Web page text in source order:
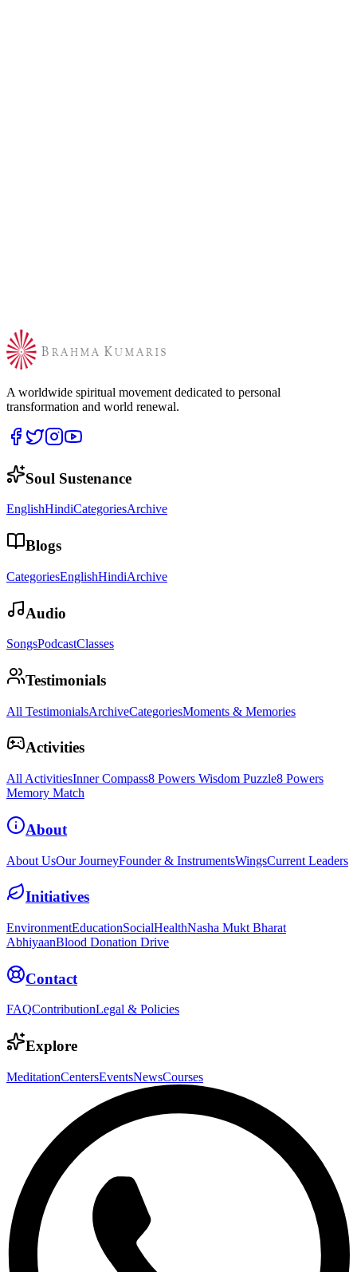
A worldwide spiritual movement dedicated to personal
transformation and world renewal.
Soul Sustenance
EnglishHindiCategoriesArchive
Blogs
CategoriesEnglishHindiArchive
Audio
SongsPodcastClasses
Testimonials
All TestimonialsArchiveCategoriesMoments & Memories
Activities
All ActivitiesInner Compass8 Powers Wisdom Puzzle8 Powers
Memory Match
About
About UsOur JourneyFounder & InstrumentsWingsCurrent Leaders
Initiatives
EnvironmentEducationSocialHealthNasha Mukt Bharat
AbhiyaanBlood Donation Drive
Contact
FAQContributionLegal & Policies
Explore
MeditationCentersEventsNewsCourses